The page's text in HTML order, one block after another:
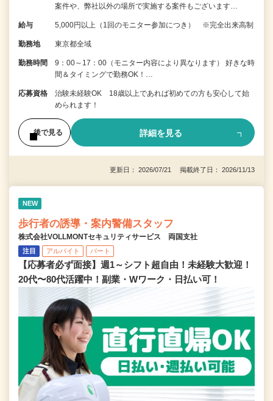
案件や、弊社以外の場所で実施する案件もございます…
給与 5,000円以上（1回のモニター参加につき） ※完全出来高制
勤務地 東京都全域
勤務時間
9：00～17：00（モニター内容により異なります） 好きな時
間＆タイミングで勤務OK！…
応募資格
治験未経験OK 18歳以上であれば初めての方も安心して始
められます！
後で見る 詳細を見る
更新日： 2026/07/21 掲載終了日： 2026/11/13
NEW
歩行者の誘導・案内警備スタッフ
株式会社VOLLMONTセキュリティサービス 両国支社
注目 アルバイト パート
【応募者必ず面接】週1～シフト超自由！未経験大歓迎！
20代〜80代活躍中！副業・Wワーク・日払い可！